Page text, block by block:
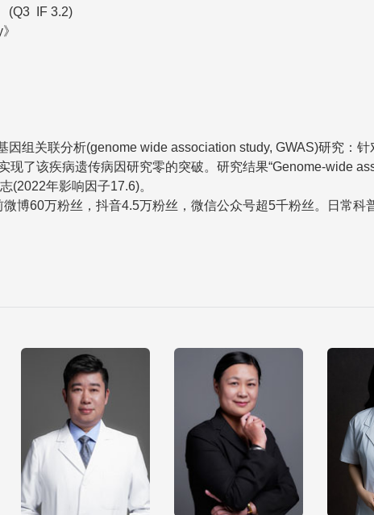
IF 3.2)
关联分析(genome wide association study, GWAS)研究：针
现了该疾病遗传病因研究零的突破。研究结果“Genome-wide
(2022年影响因子17.6)。
60万粉丝，抖音4.5万粉丝，微信公众号超5千粉丝。日常科